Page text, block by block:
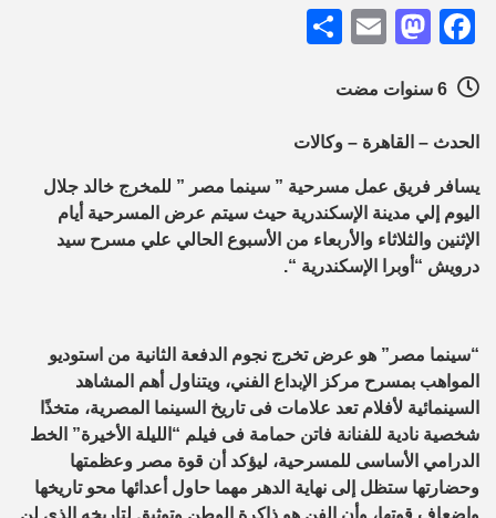
Facebook
Mastodon
Email
الحدث – القاهرة – وكالات
يسافر فريق عمل مسرحية ” سينما مصر ” للمخرج خالد جلال
اليوم إلي مدينة الإسكندرية حيث سيتم عرض المسرحية أيام
الإثنين والثلاثاء والأربعاء من الأسبوع الحالي علي مسرح سيد
درويش “أوبرا الإسكندرية “.
“سينما مصر” هو عرض تخرج نجوم الدفعة الثانية من استوديو
المواهب بمسرح مركز الإبداع الفني، ويتناول أهم المشاهد
السينمائية لأفلام تعد علامات فى تاريخ السينما المصرية، متخذًا
شخصية نادية للفنانة فاتن حمامة فى فيلم “الليلة الأخيرة” الخط
الدرامي الأساسى للمسرحية، ليؤكد أن قوة مصر وعظمتها
وحضارتها ستظل إلى نهاية الدهر مهما حاول أعدائها محو تاريخها
وإضعاف قوتها، وأن الفن هو ذاكرة الوطن وتوثيق لتاريخه الذى لن